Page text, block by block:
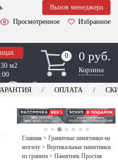
Вызов менеджера
Просмотренное
Избранное
м2
0
0 0 руб.
Корзина
Выезд менеджера для
оформления заказа
ОПЛАТА
Главная > Гранитные памятники на
могилу > Вертикальные памятники
из гранита > Памятник Простая